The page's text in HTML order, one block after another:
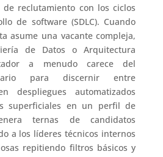
reclutamiento con los ciclos
de software (SDLC). Cuando
asume una vacante compleja,
de Datos o Arquitectura
a menudo carece del
para discernir entre
despliegues automatizados
superficiales en un perfil de
ternas de candidatos
a los líderes técnicos internos
repitiendo filtros básicos y